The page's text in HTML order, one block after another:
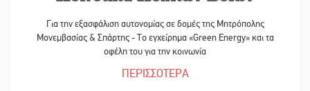
Για την εξασφάλιση αυτονομίας σε δομές της Μητρόπολης
Μονεμβασίας & Σπάρτης - Το εγχείρημα «Green Energy» και τα
οφέλη του για την κοινωνία
ΠΕΡΙΣΣΟΤΕΡΑ